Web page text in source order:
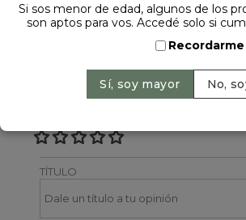
TÍTULO
Si sos menor de edad, algunos de los
son aptos para vos. Accedé solo si
Recordarme